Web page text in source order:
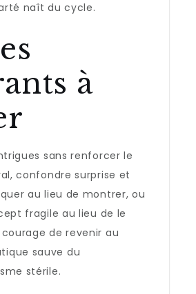
naît du cycle.
à
sans renforcer le
confondre surprise et
au lieu de montrer, ou
fragile au lieu de le
courage de revenir au
sauve du
stérile.